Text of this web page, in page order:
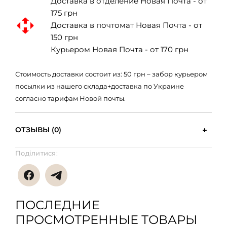
175 грн
Доставка в почтомат Новая Почта - от
150 грн
Курьером Новая Почта - от 170 грн
Стоимость доставки состоит из: 50 грн – забор курьером
посылки из нашего склада+доставка по Украине
согласно тарифам Новой почты.
ОТЗЫВЫ (0)
Поділитися:
ПОСЛЕДНИЕ
ПРОСМОТРЕННЫЕ ТОВАРЫ